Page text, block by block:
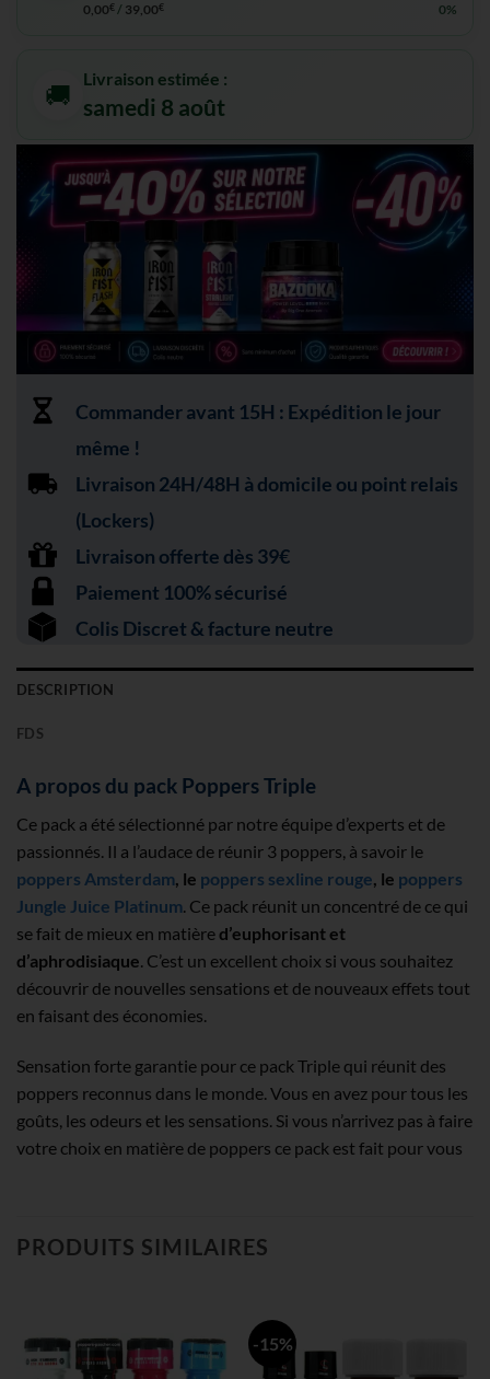
0,00€ / 39,00€ 0%
🚚 Livraison estimée :
samedi 8 août
Commander avant 15H : Expédition le jour
même !
Livraison 24H/48H à domicile ou point relais
(Lockers)
Livraison offerte dès 39€
Paiement 100% sécurisé
Colis Discret & facture neutre
DESCRIPTION
FDS
A propos du pack Poppers Triple
Ce pack a été sélectionné par notre équipe d’experts et de
passionnés. Il a l’audace de réunir 3 poppers, à savoir le
poppers Amsterdam, le poppers sexline rouge, le poppers
Jungle Juice Platinum. Ce pack réunit un concentré de ce qui
se fait de mieux en matière d’euphorisant et
d’aphrodisiaque. C’est un excellent choix si vous souhaitez
découvrir de nouvelles sensations et de nouveaux effets tout
en faisant des économies.
Sensation forte garantie pour ce pack Triple qui réunit des
poppers reconnus dans le monde. Vous en avez pour tous les
goûts, les odeurs et les sensations. Si vous n’arrivez pas à faire
votre choix en matière de poppers ce pack est fait pour vous
PRODUITS SIMILAIRES
-15%